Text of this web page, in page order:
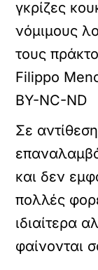
γκρίζες
νόμιμους
τους
Filippo
BY-NC-ND
Σε
και δεν
πολλές
ιδιαίτερα
φαίνονται